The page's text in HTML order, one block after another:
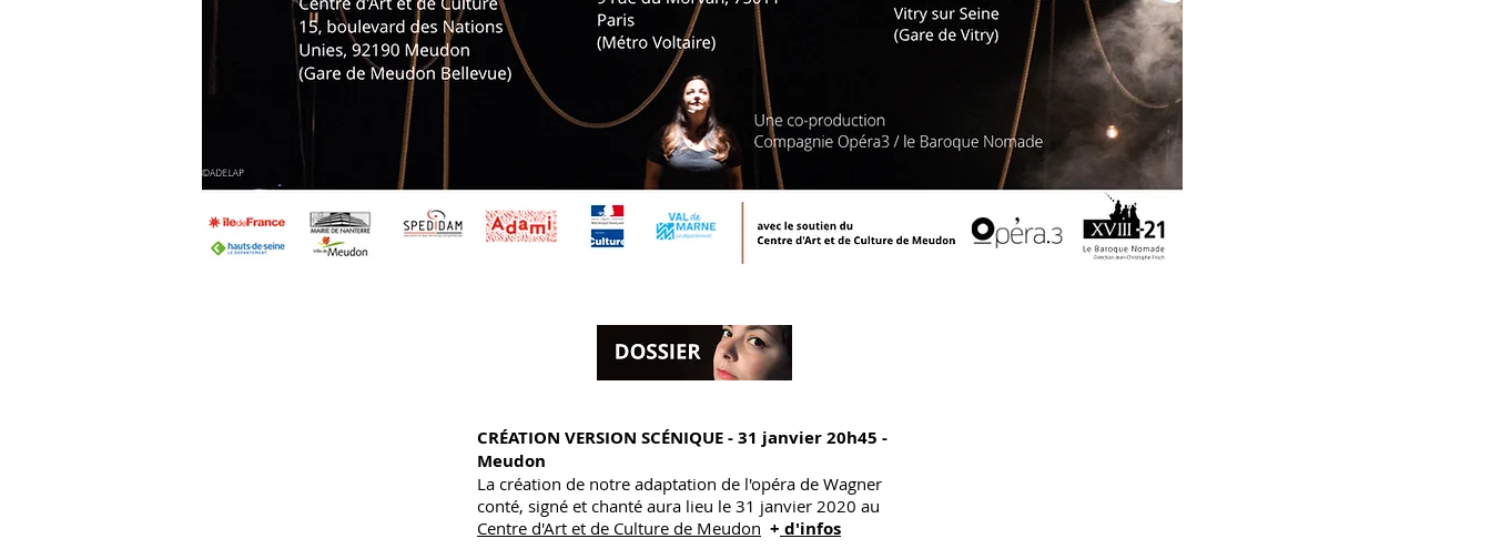
CRÉATION VERSION SCÉNIQUE - 31 janvier 20h45 -
Meudon
La création de notre adaptation de l'opéra de Wagner
conté, signé et chanté aura lieu le 31 janvier 2020 au
Centre d'Art et de Culture de Meudon + d'infos